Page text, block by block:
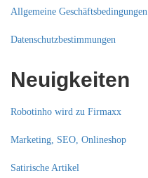
Allgemeine Geschäftsbedingungen
Datenschutzbestimmungen
Neuigkeiten
Robotinho wird zu Firmaxx
Marketing, SEO, Onlineshop
Satirische Artikel